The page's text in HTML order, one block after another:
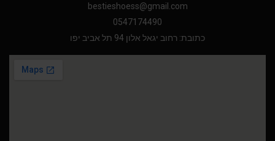
bestieshoess@gmail.com
0547174490
כתובת: רחוב יגאל אלון 94 תל אביב יפו